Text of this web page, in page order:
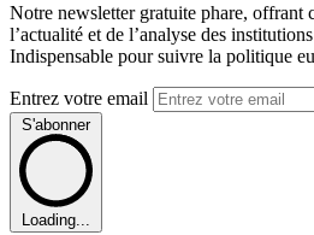
Notre newsletter gratuite phare, offrant
l’actualité et de l’analyse des
Indispensable pour suivre la politique
Entrez votre email
S'abonner
Loading...